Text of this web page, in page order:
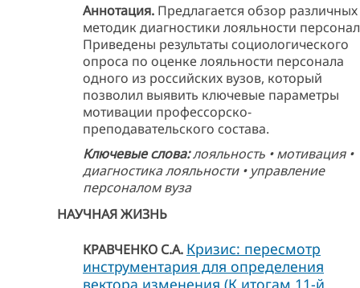
Аннотация. Предлагается обзор различных
методик диагностики лояльности
Приведены результаты социологического
опроса по оценке лояльности персонала
одного из российских вузов, который
позволил выявить ключевые параметры
мотивации профессорско-
преподавательского состава.
Ключевые слова:лояльность • мотивация •
диагностика лояльности • управление
персоналом вуза
НАУЧНАЯ ЖИЗНЬ
КРАВЧЕНКО С.А. Кризис: пересмотр
инструментария для определения
вектора изменения (К итогам 11-й